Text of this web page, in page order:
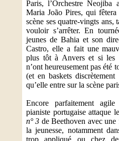
Paris, l’Orchestre Neojiba
Maria João Pires, qui
scène ses quatre-vingts ans,
vouloir s’arrêter. En
jeunes de Bahia et son
Castro, elle a fait une
plus tôt à Anvers et si les
n’ont heureusement pas été
(et en baskets
qu’elle entre sur la scène
Encore parfaitement
pianiste portugaise attaque
n° 3 de Beethoven avec
la jeunesse, notamment
trop appliqué ou chez